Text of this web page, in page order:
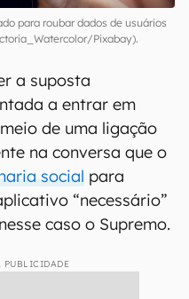
para roubar dados de usuários
Pixabay).
a suposta
a entrar em
de uma ligação
na conversa que o
social para
“necessário”
caso o Supremo.
PUBLICIDADE